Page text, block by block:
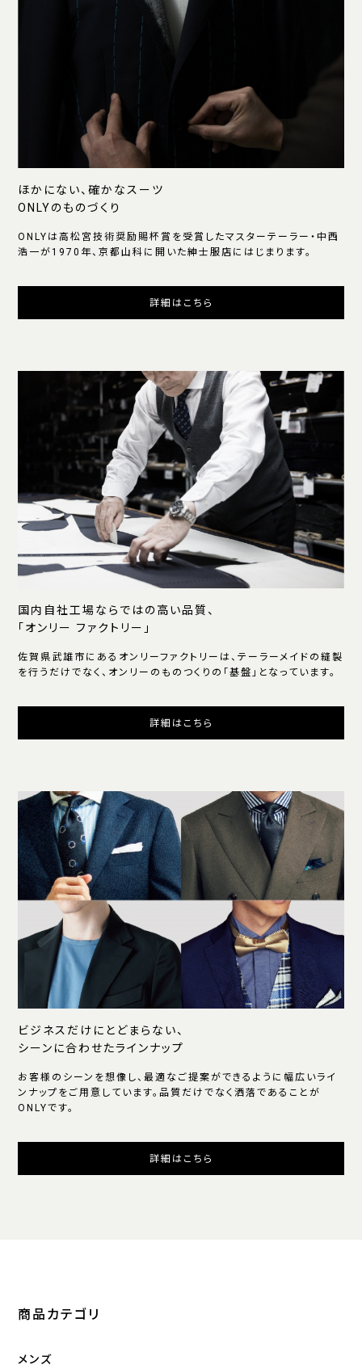
ほかにない、確かなスーツ
ONLYのものづくり
ONLYは高松宮技術奨励賜杯賞を受賞したマスターテーラー・中西
浩一が1970年、京都山科に開いた紳士服店にはじまります。
詳細はこちら
国内自社工場ならではの高い品質、
「オンリー ファクトリー」
佐賀県武雄市にあるオンリーファクトリーは、テーラーメイドの縫製
を行うだけでなく、オンリーのものつくりの「基盤」となっています。
詳細はこちら
ビジネスだけにとどまらない、
シーンに合わせたラインナップ
お客様のシーンを想像し、最適なご提案ができるように幅広いライ
ンナップをご用意しています。品質だけでなく洒落であることが
ONLYです。
詳細はこちら
商品カテゴリ
メンズ